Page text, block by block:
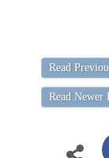
Read
Read Newer